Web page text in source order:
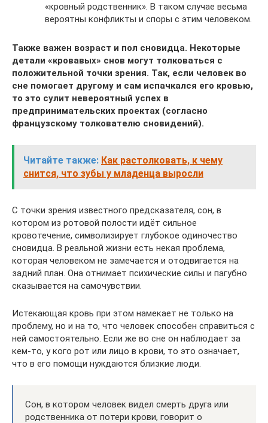
«кровный родственник». В таком случае весьма
вероятны конфликты и споры с этим человеком.
Также важен возраст и пол сновидца. Некоторые
детали «кровавых» снов могут толковаться с
положительной точки зрения. Так, если человек во
сне помогает другому и сам испачкался его кровью,
то это сулит невероятный успех в
предпринимательских проектах (согласно
французскому толкователю сновидений).
Читайте также: Как растолковать, к чему
снится, что зубы у младенца выросли
С точки зрения известного предсказателя, сон, в
котором из ротовой полости идёт сильное
кровотечение, символизирует глубокое одиночество
сновидца. В реальной жизни есть некая проблема,
которая человеком не замечается и отодвигается на
задний план. Она отнимает психические силы и пагубно
сказывается на самочувствии.
Истекающая кровь при этом намекает не только на
проблему, но и на то, что человек способен справиться с
ней самостоятельно. Если же во сне он наблюдает за
кем-то, у кого рот или лицо в крови, то это означает,
что в его помощи нуждаются близкие люди.
Сон, в котором человек видел смерть друга или
родственника от потери крови, говорит о